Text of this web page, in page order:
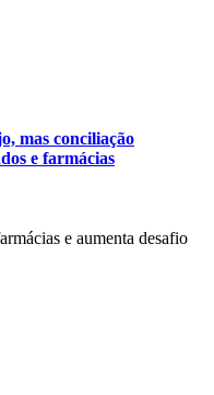
mas conciliação
e farmácias
e aumenta desafio